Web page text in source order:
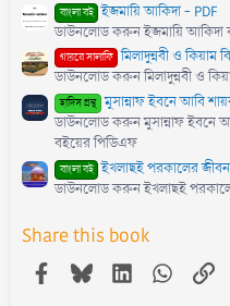
বাংলা বই ইজমায়ি আকিদা - PDF
ডাউনলোড করুন ইজমায়ি আকিদা
গায়রে সালাফি মিলাদুন্নবী ও কিয়াম
ডাউনলোড করুন মিলাদুন্নবী ও
হাদিস গ্রন্থ মুসান্নাফ ইবনে আবি
ডাউনলোড করুন মুসান্নাফ ইবনে
বইয়ের পিডিএফ
বাংলা বই ইখলাছই পরকালের
ডাউনলোড করুন ইখলাছই
Share this book
Facebook
BlueskyLinkedIn